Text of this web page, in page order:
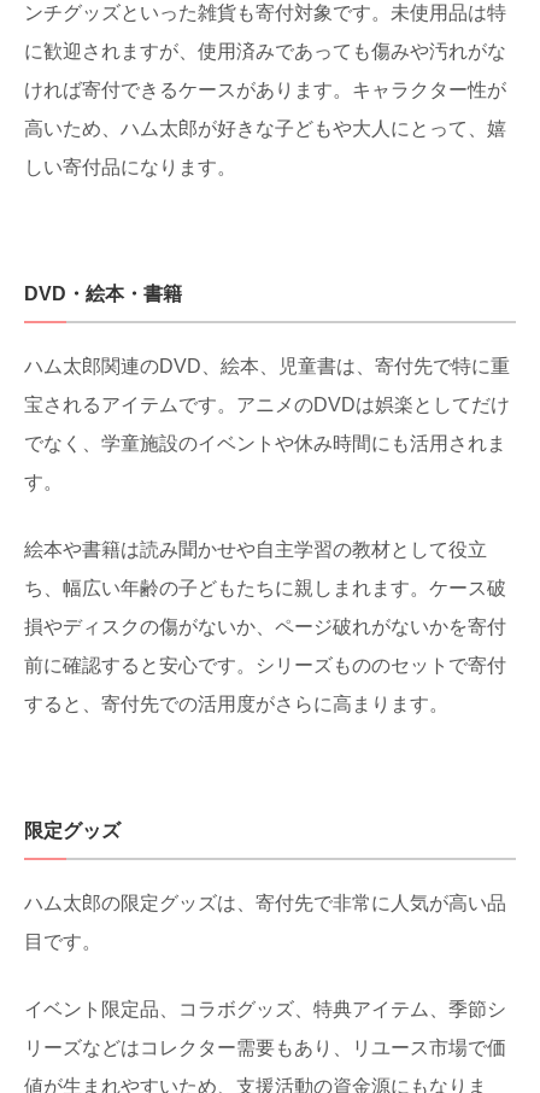
ンチグッズといった雑貨も寄付対象です。未使用品は特
に歓迎されますが、使用済みであっても傷みや汚れがな
ければ寄付できるケースがあります。キャラクター性が
高いため、ハム太郎が好きな子どもや大人にとって、嬉
しい寄付品になります。
DVD・絵本・書籍
ハム太郎関連のDVD、絵本、児童書は、寄付先で特に重
宝されるアイテムです。アニメのDVDは娯楽としてだけ
でなく、学童施設のイベントや休み時間にも活用されま
す。
絵本や書籍は読み聞かせや自主学習の教材として役立
ち、幅広い年齢の子どもたちに親しまれます。ケース破
損やディスクの傷がないか、ページ破れがないかを寄付
前に確認すると安心です。シリーズもののセットで寄付
すると、寄付先での活用度がさらに高まります。
限定グッズ
ハム太郎の限定グッズは、寄付先で非常に人気が高い品
目です。
イベント限定品、コラボグッズ、特典アイテム、季節シ
リーズなどはコレクター需要もあり、リユース市場で価
値が生まれやすいため、支援活動の資金源にもなりま